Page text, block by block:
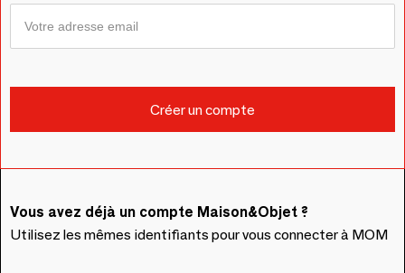
Vous avez déjà un compte Maison&Objet ?
Utilisez les mêmes identifiants pour vous connecter à MOM